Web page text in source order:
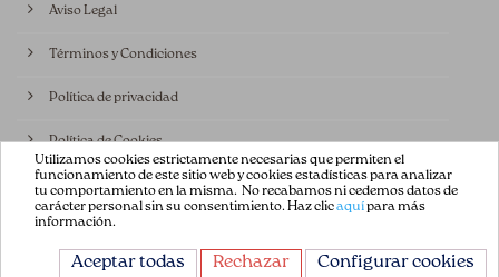
Aviso Legal
Términos y Condiciones
Política de privacidad
Política de Cookies
Contáctenos
CONTÁCTANOS
Utilizamos cookies estrictamente necesarias que permiten el
funcionamiento de este sitio web y cookies estadísticas para analizar
tu comportamiento en la misma. No recabamos ni cedemos datos de
carácter personal sin su consentimiento. Haz clicaquípara más
información.
Aceptar todas Rechazar Configurar cookies